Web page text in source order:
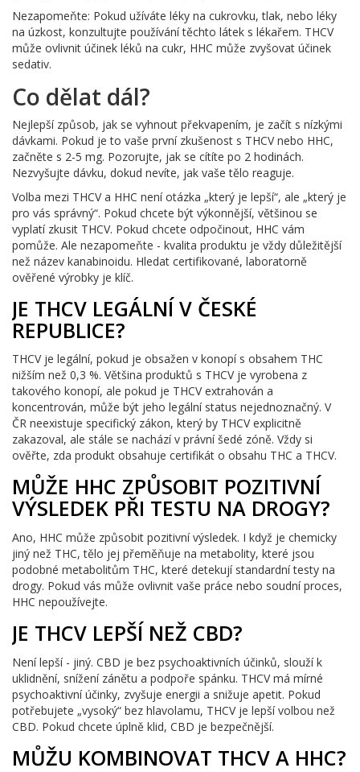
Nezapomeňte: Pokud užíváte léky na cukrovku, tlak, nebo léky
na úzkost, konzultujte používání těchto látek s lékařem. THCV
může ovlivnit účinek léků na cukr, HHC může zvyšovat účinek
sedativ.
Co dělat dál?
Nejlepší způsob, jak se vyhnout překvapením, je začít s nízkými
dávkami. Pokud je to vaše první zkušenost s THCV nebo HHC,
začněte s 2-5 mg. Pozorujte, jak se cítíte po 2 hodinách.
Nezvyšujte dávku, dokud nevíte, jak vaše tělo reaguje.
Volba mezi THCV a HHC není otázka „který je lepší“, ale „který je
pro vás správný“. Pokud chcete být výkonnější, většinou se
vyplatí zkusit THCV. Pokud chcete odpočinout, HHC vám
pomůže. Ale nezapomeňte - kvalita produktu je vždy důležitější
než název kanabinoidu. Hledat certifikované, laboratorně
ověřené výrobky je klíč.
JE THCV LEGÁLNÍ V ČESKÉ
REPUBLICE?
THCV je legální, pokud je obsažen v konopí s obsahem THC
nižším než 0,3 %. Většina produktů s THCV je vyrobena z
takového konopí, ale pokud je THCV extrahován a
koncentrován, může být jeho legální status nejednoznačný. V
ČR neexistuje specifický zákon, který by THCV explicitně
zakazoval, ale stále se nachází v právní šedé zóně. Vždy si
ověřte, zda produkt obsahuje certifikát o obsahu THC a THCV.
MŮŽE HHC ZPŮSOBIT POZITIVNÍ
VÝSLEDEK PŘI TESTU NA DROGY?
Ano, HHC může způsobit pozitivní výsledek. I když je chemicky
jiný než THC, tělo jej přeměňuje na metabolity, které jsou
podobné metabolitům THC, které detekují standardní testy na
drogy. Pokud vás může ovlivnit vaše práce nebo soudní proces,
HHC nepoužívejte.
JE THCV LEPŠÍ NEŽ CBD?
Není lepší - jiný. CBD je bez psychoaktivních účinků, slouží k
uklidnění, snížení zánětu a podpoře spánku. THCV má mírné
psychoaktivní účinky, zvyšuje energii a snižuje apetit. Pokud
potřebujete „vysoký“ bez hlavolamu, THCV je lepší volbou než
CBD. Pokud chcete úplně klid, CBD je bezpečnější.
MŮŽU KOMBINOVAT THCV A HHC?